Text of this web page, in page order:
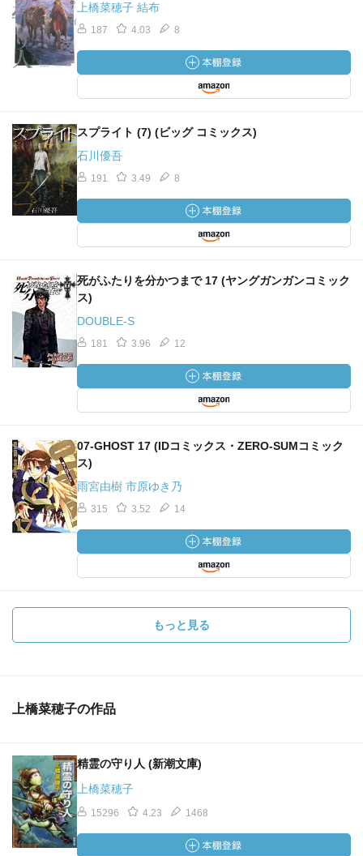
上橋菜穂子 結布
187 4.03 8
スプライト (7) (ビッグ コミックス)
石川優吾
191 3.49 8
死がふたりを分かつまで 17 (ヤングガンガンコミック
ス)
DOUBLE-S
181 3.96 12
07-GHOST 17 (IDコミックス・ZERO-SUMコミック
ス)
雨宮由樹 市原ゆき乃
315 3.52 14
もっと見る
上橋菜穂子の作品
精霊の守り人 (新潮文庫)
上橋菜穂子
15296 4.23 1468